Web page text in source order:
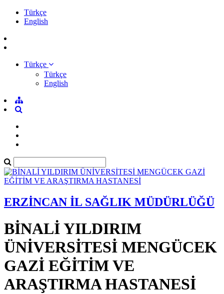
Türkçe
English
Türkçe
Türkçe
English
ERZİNCAN İL SAĞLIK MÜDÜRLÜĞÜ
BİNALİ YILDIRIM
ÜNİVERSİTESİ MENGÜCEK
GAZİ EĞİTİM VE
ARAŞTIRMA HASTANESİ